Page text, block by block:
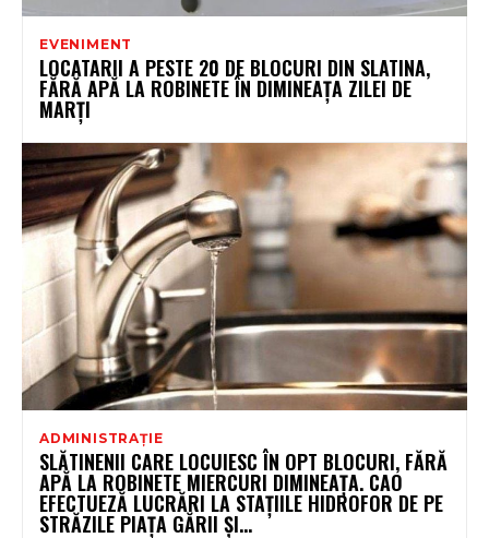
EVENIMENT
LOCATARII A PESTE 20 DE BLOCURI DIN SLATINA,
FĂRĂ APĂ LA ROBINETE ÎN DIMINEAȚA ZILEI DE
MARȚI
ADMINISTRAȚIE
SLĂTINENII CARE LOCUIESC ÎN OPT BLOCURI, FĂRĂ
APĂ LA ROBINETE MIERCURI DIMINEAȚA. CAO
EFECTUEZĂ LUCRĂRI LA STAȚIILE HIDROFOR DE PE
STRĂZILE PIAȚA GĂRII ȘI...